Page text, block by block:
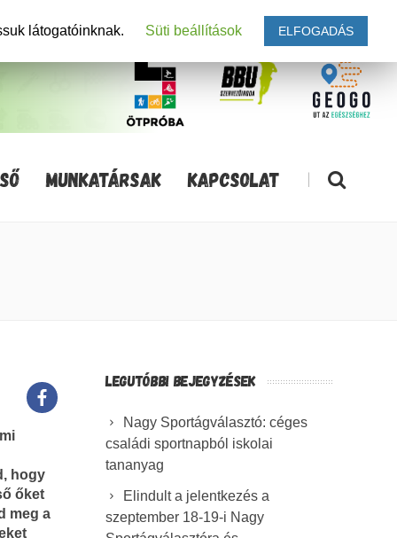
MUNKATÁRSAK KAPCSOLAT |
hogy
őket
meg a
LEGUTÓBBI BEJEGYZÉSEK
Nagy Sportágválasztó: céges
családi sportnapból iskolai
tananyag
Elindult a jelentkezés a
szeptember 18-19-i Nagy
látogatóinknak. Süti beállítások ELFOGADÁS